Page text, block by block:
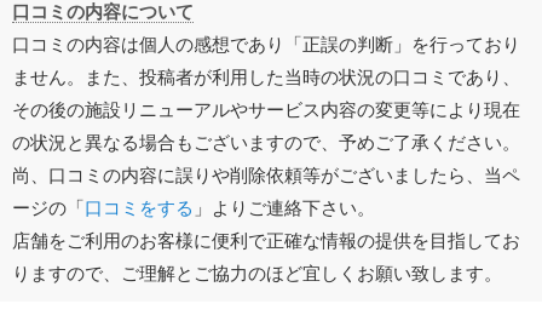
口コミの内容について
口コミの内容は個人の感想であり「正誤の判断」を行っており
ません。また、投稿者が利用した当時の状況の口コミであり、
その後の施設リニューアルやサービス内容の変更等により現在
の状況と異なる場合もございますので、予めご了承ください。
尚、口コミの内容に誤りや削除依頼等がございましたら、当ペ
ージの「口コミをする 」よりご連絡下さい。
店舗をご利用のお客様に便利で正確な情報の提供を目指してお
りますので、ご理解とご協力のほど宜しくお願い致します。